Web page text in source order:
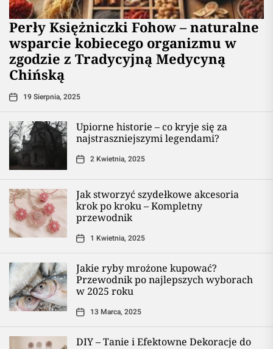
Perły Księżniczki Fohow – naturalne
wsparcie kobiecego organizmu w
zgodzie z Tradycyjną Medycyną
Chińską
19 Sierpnia, 2025
Upiorne historie – co kryje się za
najstraszniejszymi legendami?
2 Kwietnia, 2025
Jak stworzyć szydełkowe akcesoria
krok po kroku – Kompletny
przewodnik
1 Kwietnia, 2025
Jakie ryby mrożone kupować?
Przewodnik po najlepszych wyborach
w 2025 roku
13 Marca, 2025
DIY – Tanie i Efektowne Dekoracje do